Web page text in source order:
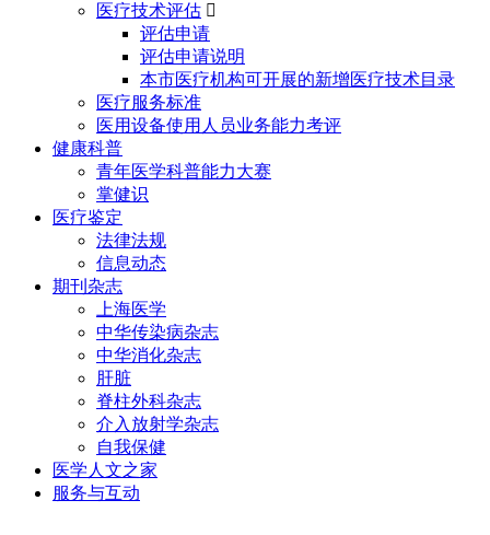
医疗技术评估 
评估申请
评估申请说明
本市医疗机构可开展的新增医疗技术目录
医疗服务标准
医用设备使用人员业务能力考评
健康科普
青年医学科普能力大赛
掌健识
医疗鉴定
法律法规
信息动态
期刊杂志
上海医学
中华传染病杂志
中华消化杂志
肝脏
脊柱外科杂志
介入放射学杂志
自我保健
医学人文之家
服务与互动